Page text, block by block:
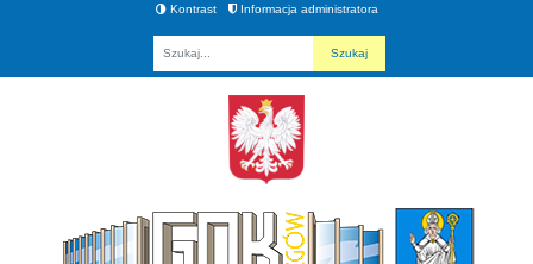
Kontrast Informacja administratora